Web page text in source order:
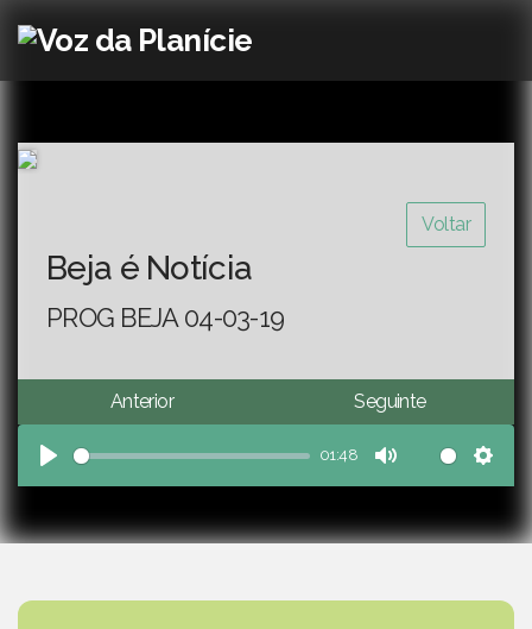
Voltar
Beja é Notícia
PROG BEJA 04-03-19
Anterior Seguinte
Play
01:48
Mute